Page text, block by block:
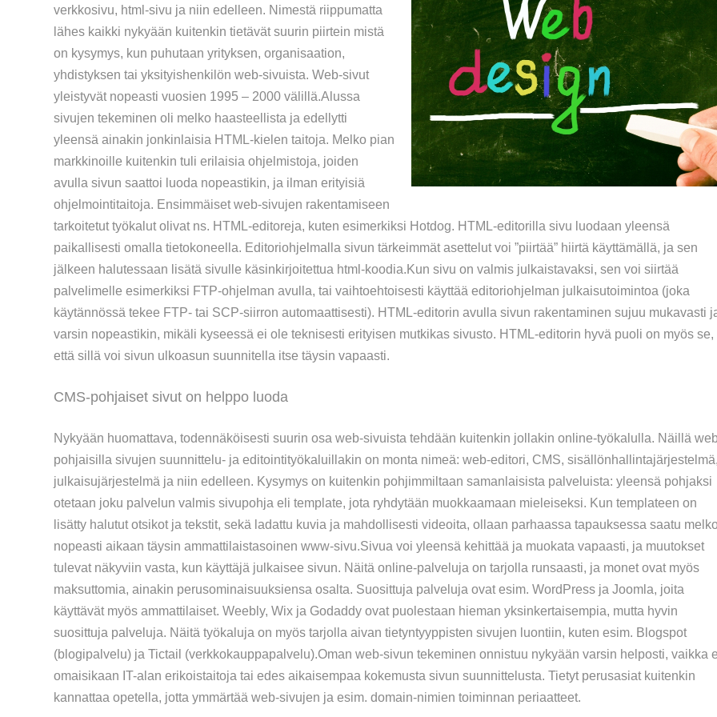
verkkosivu, html-sivu ja niin edelleen. Nimestä riippumatta
lähes kaikki nykyään kuitenkin tietävät suurin piirtein mistä
on kysymys, kun puhutaan yrityksen, organisaation,
yhdistyksen tai yksityishenkilön web-sivuista. Web-sivut
yleistyvät nopeasti vuosien 1995 – 2000 välillä.Alussa
sivujen tekeminen oli melko haasteellista ja edellytti
yleensä ainakin jonkinlaisia HTML-kielen taitoja. Melko pian
markkinoille kuitenkin tuli erilaisia ohjelmistoja, joiden
avulla sivun saattoi luoda nopeastikin, ja ilman erityisiä
ohjelmointitaitoja. Ensimmäiset web-sivujen rakentamiseen
tarkoitetut työkalut olivat ns. HTML-editoreja, kuten esimerkiksi Hotdog. HTML-editorilla sivu luodaan yleensä
paikallisesti omalla tietokoneella. Editoriohjelmalla sivun tärkeimmät asettelut voi ”piirtää” hiirtä käyttämällä, ja sen
jälkeen halutessaan lisätä sivulle käsinkirjoitettua html-koodia.Kun sivu on valmis julkaistavaksi, sen voi siirtää
palvelimelle esimerkiksi FTP-ohjelman avulla, tai vaihtoehtoisesti käyttää editoriohjelman julkaisutoimintoa (joka
käytännössä tekee FTP- tai SCP-siirron automaattisesti). HTML-editorin avulla sivun rakentaminen sujuu mukavasti
varsin nopeastikin, mikäli kyseessä ei ole teknisesti erityisen mutkikas sivusto. HTML-editorin hyvä puoli on myös se,
että sillä voi sivun ulkoasun suunnitella itse täysin vapaasti.
CMS-pohjaiset sivut on helppo luoda
Nykyään huomattava, todennäköisesti suurin osa web-sivuista tehdään kuitenkin jollakin online-työkalulla. Näillä
pohjaisilla sivujen suunnittelu- ja editointityökaluillakin on monta nimeä: web-editori, CMS, sisällönhallintajärjestelmä,
julkaisujärjestelmä ja niin edelleen. Kysymys on kuitenkin pohjimmiltaan samanlaisista palveluista: yleensä pohjaksi
otetaan joku palvelun valmis sivupohja eli template, jota ryhdytään muokkaamaan mieleiseksi. Kun templateen on
lisätty halutut otsikot ja tekstit, sekä ladattu kuvia ja mahdollisesti videoita, ollaan parhaassa tapauksessa saatu
nopeasti aikaan täysin ammattilaistasoinen www-sivu.Sivua voi yleensä kehittää ja muokata vapaasti, ja muutokset
tulevat näkyviin vasta, kun käyttäjä julkaisee sivun. Näitä online-palveluja on tarjolla runsaasti, ja monet ovat myös
maksuttomia, ainakin perusominaisuuksiensa osalta. Suosittuja palveluja ovat esim. WordPress ja Joomla, joita
käyttävät myös ammattilaiset. Weebly, Wix ja Godaddy ovat puolestaan hieman yksinkertaisempia, mutta hyvin
suosittuja palveluja. Näitä työkaluja on myös tarjolla aivan tietyntyyppisten sivujen luontiin, kuten esim. Blogspot
(blogipalvelu) ja Tictail (verkkokauppapalvelu).Oman web-sivun tekeminen onnistuu nykyään varsin helposti, vaikka
omaisikaan IT-alan erikoistaitoja tai edes aikaisempaa kokemusta sivun suunnittelusta. Tietyt perusasiat kuitenkin
kannattaa opetella, jotta ymmärtää web-sivujen ja esim. domain-nimien toiminnan periaatteet.